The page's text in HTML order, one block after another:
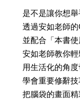
是不是讓你想
透過安如老師的
並配合「本書
安如老師教你輕
用生活化的角
學會重要修辭
把腦袋的畫面精